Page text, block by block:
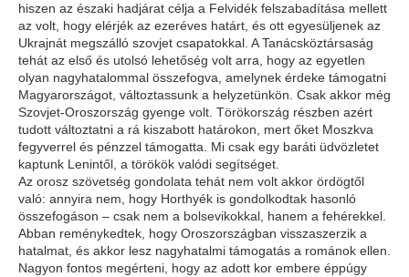
hiszen az északi hadjárat célja a Felvidék felszabadítása mellett
az volt, hogy elérjék az ezeréves határt, és ott egyesüljenek az
Ukrajnát megszálló szovjet csapatokkal. A Tanácsköztársaság
tehát az első és utolsó lehetőség volt arra, hogy az egyetlen
olyan nagyhatalommal összefogva, amelynek érdeke támogatni
Magyarországot, változtassunk a helyzetünkön. Csak akkor még
Szovjet-Oroszország gyenge volt. Törökország részben azért
tudott változtatni a rá kiszabott határokon, mert őket Moszkva
fegyverrel és pénzzel támogatta. Mi csak egy baráti üdvözletet
kaptunk Lenintől, a törökök valódi segítséget.
Az orosz szövetség gondolata tehát nem volt akkor ördögtől
való: annyira nem, hogy Horthyék is gondolkodtak hasonló
összefogáson – csak nem a bolsevikokkal, hanem a fehérekkel.
Abban reménykedtek, hogy Oroszországban visszaszerzik a
hatalmat, és akkor lesz nagyhatalmi támogatás a románok ellen.
Nagyon fontos megérteni, hogy az adott kor embere éppúgy